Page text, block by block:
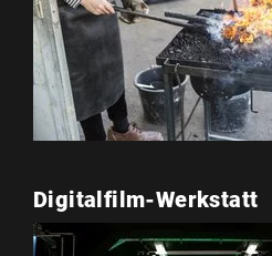
Digitalfilm-Werkstatt